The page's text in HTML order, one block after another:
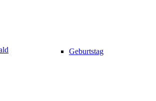
Geburtstag